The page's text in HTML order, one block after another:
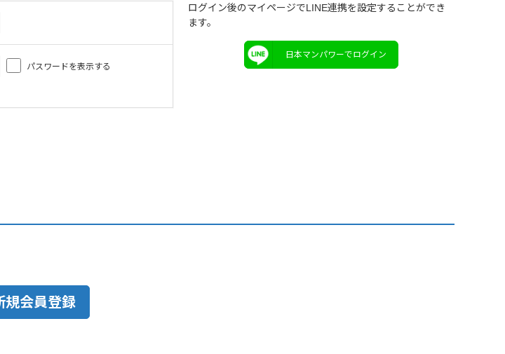
パスワードを表示する
ログイン後のマイページでLINE連携を設定することができ
ます。
日本マンパワーでログイン